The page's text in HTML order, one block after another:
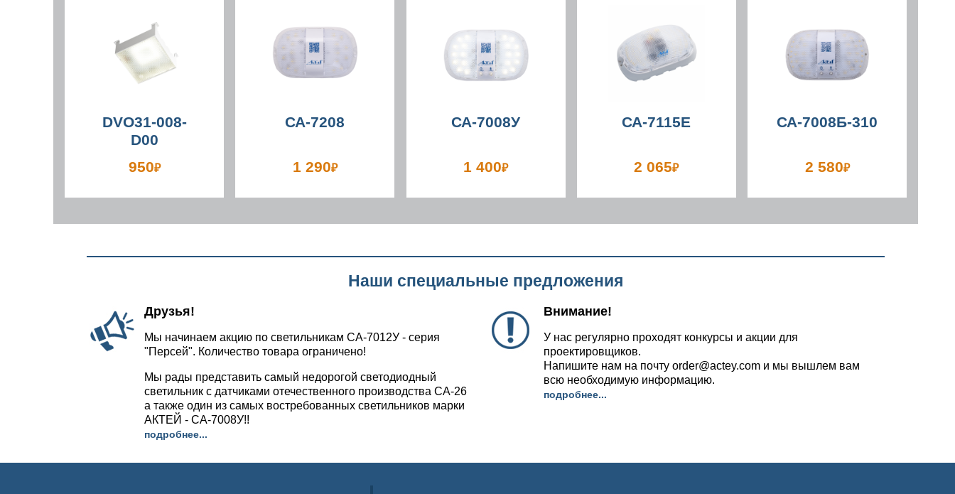
DVO31-008-
D00
950₽
СА-7208
1 290₽
СА-7008У
1 400₽
СА-7115Е
2 065₽
СА-7008Б-310
2 580₽
Наши специальные предложения
Друзья!
Мы начинаем акцию по светильникам СА-7012У - серия
"Персей". Количество товара ограничено!
Мы рады представить самый недорогой светодиодный
светильник с датчиками отечественного производства СА-26
а также один из самых востребованных светильников марки
АКТЕЙ - СА-7008У!!
подробнее...
Внимание!
У нас регулярно проходят конкурсы и акции для
проектировщиков.
Напишите нам на почту order@actey.com и мы вышлем вам
всю необходимую информацию.
подробнее...